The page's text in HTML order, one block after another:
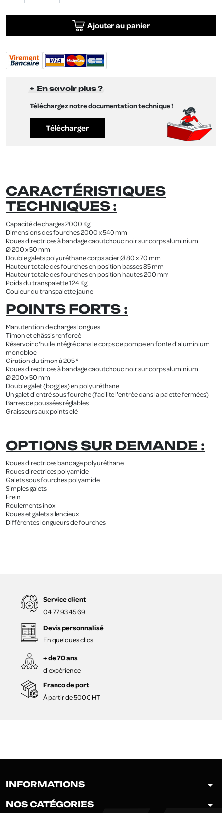
Ajouter au panier
En savoir plus ?
Téléchargez notre documentation technique !
Télécharger
CARACTÉRISTIQUES
TECHNIQUES :
Capacité de charges 2000 Kg
Dimensions des fourches 2000 x 540 mm
Roues directrices à bandage caoutchouc noir sur corps aluminium
Ø 200 x 50 mm
Double galets polyuréthane corps acier Ø 80 x 70 mm
Hauteur totale des fourches en position basses 85 mm
Hauteur totale des fourches en position hautes 200 mm
Poids du transpalette 124 Kg
Couleur du transpalette jaune
POINTS FORTS :
Manutention de charges longues
Timon et châssis renforcé
Réservoir d'huile intégré dans le corps de pompe en fonte d'aluminium
monobloc
Giration du timon à 205 °
Roues directrices à bandage caoutchouc noir sur corps aluminium
Ø 200 x 50 mm
Double galet (boggies) en polyuréthane
Un galet d'entré sous fourche (facilite l'entrée dans la palette fermées)
Barres de poussées réglables
Graisseurs aux points clé
OPTIONS SUR DEMANDE :
Roues directrices bandage polyuréthane
Roues directrices polyamide
Galets sous fourches polyamide
Simples galets
Frein
Roulements inox
Roues et galets silencieux
Différentes longueurs de fourches
Service client
04 77 93 45 69
Devis personnalisé
En quelques clics
+ de 70 ans
d'expérience
Franco de port
À partir de 500€ HT
INFORMATIONS arrow_drop_down
NOS CATÉGORIES arrow_drop_down